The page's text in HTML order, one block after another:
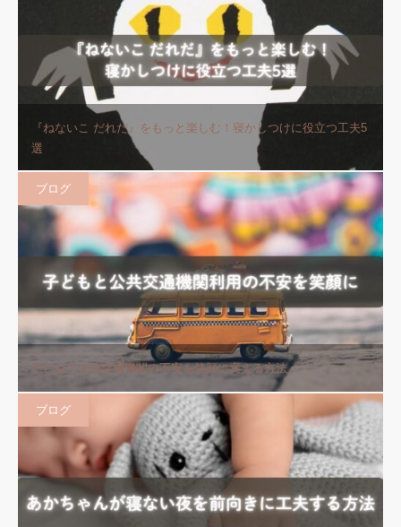
『ねないこ だれだ』をもっと楽しむ！寝かしつけに役立つ工夫5
選
ブログ
子どもと公共交通機関の不安を笑顔に変える方法
ブログ